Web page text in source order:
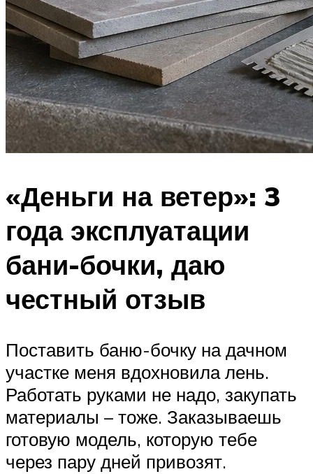
«Деньги на ветер»: 3
года эксплуатации
бани-бочки, даю
честный отзыв
Поставить баню-бочку на дачном
участке меня вдохновила лень.
Работать руками не надо, закупать
материалы – тоже. Заказываешь
готовую модель, которую тебе
через пару дней привозят.